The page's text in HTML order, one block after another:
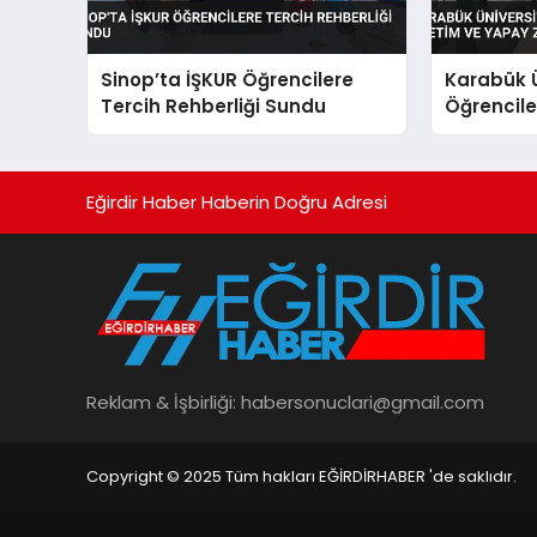
Sinop’ta İŞKUR Öğrencilere
Tercih Rehberliği Sundu
Karabük
Yapay
Eğirdir Haber Haberin Doğru Adresi
Reklam & İşbirliği: habersonuclari@gmail.com
Copyright © 2025 Tüm hakları EĞİRDİRHABER 'de saklıdır.